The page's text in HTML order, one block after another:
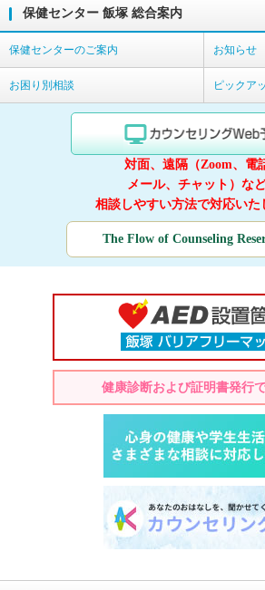
保健センター 飯塚 総合案内
保健センターのご案内 お知らせ
お困り別相談 ピックア
対面、遠隔（Zoom、電
メール、チャット）など
相談しやすい方法で対応いた
The Flow of Counseling
健康診断および証明書発行